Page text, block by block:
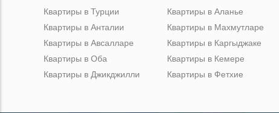
Квартиры в Турции
Квартиры в Анталии
Квартиры в Авсалларе
Квартиры в Оба
Квартиры в Джикджилли
Квартиры в Аланье
Квартиры в Махмутларе
Квартиры в Каргыджаке
Квартиры в Кемере
Квартиры в Фетхие